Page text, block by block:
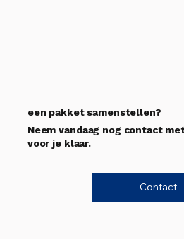
een pakket samenstellen?
Neem vandaag nog contact
voor je klaar.
Contact